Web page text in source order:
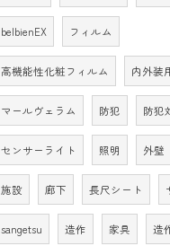
belbienEX フィルム
高機能性化粧フィルム 内外装
マールヴェラム 防犯 防犯
センサーライト 照明 外壁
施設 廊下 長尺シート
sangetsu 造作 家具 造